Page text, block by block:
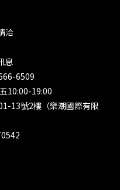
洽
息
6509
10:00-19:00
13號2樓（樂潮國際有限